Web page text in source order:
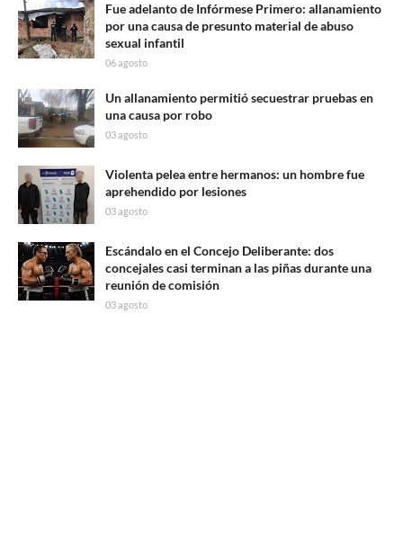
Fue adelanto de Infórmese Primero: allanamiento
por una causa de presunto material de abuso
sexual infantil
06 agosto
Un allanamiento permitió secuestrar pruebas en
una causa por robo
03 agosto
Violenta pelea entre hermanos: un hombre fue
aprehendido por lesiones
03 agosto
Escándalo en el Concejo Deliberante: dos
concejales casi terminan a las piñas durante una
reunión de comisión
03 agosto